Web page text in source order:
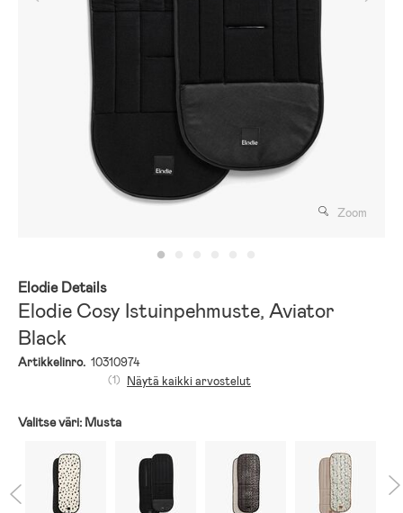
Zoom
Elodie Details
Elodie Cosy Istuinpehmuste, Aviator
Black
Artikkelinro. 10310974
(1) Näytä kaikki arvostelut
Valitse väri: Musta